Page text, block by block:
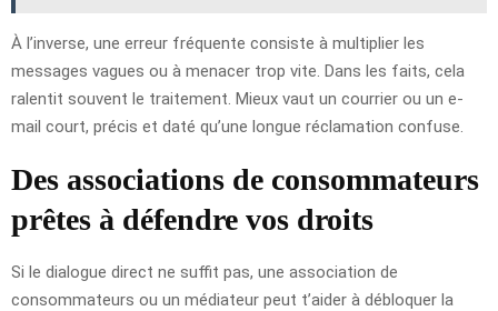
À l’inverse, une erreur fréquente consiste à multiplier les
messages vagues ou à menacer trop vite. Dans les faits, cela
ralentit souvent le traitement. Mieux vaut un courrier ou un e-
mail court, précis et daté qu’une longue réclamation confuse.
Des associations de consommateurs
prêtes à défendre vos droits
Si le dialogue direct ne suffit pas, une association de
consommateurs ou un médiateur peut t’aider à débloquer la